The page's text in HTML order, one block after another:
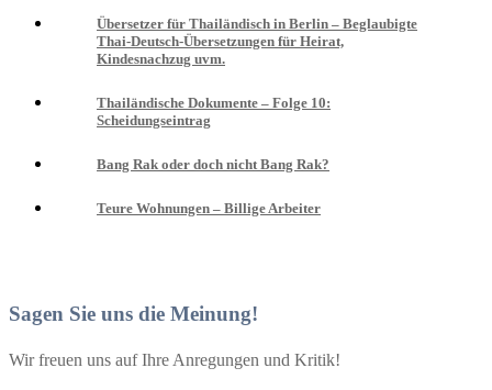
Übersetzer für Thailändisch in Berlin – Beglaubigte
Thai-Deutsch-Übersetzungen für Heirat,
Kindesnachzug uvm.
Thailändische Dokumente – Folge 10:
Scheidungseintrag
Bang Rak oder doch nicht Bang Rak?
Teure Wohnungen – Billige Arbeiter
Sagen Sie uns die Meinung!
Wir freuen uns auf Ihre Anregungen und Kritik!